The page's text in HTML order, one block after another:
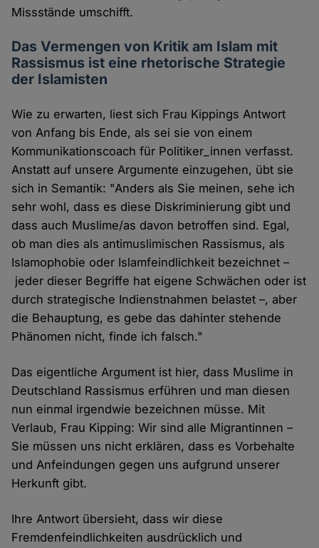
Missstände umschifft.
Das Vermengen von Kritik am Islam mit
Rassismus ist eine rhetorische Strategie
der Islamisten
Wie zu erwarten, liest sich Frau Kippings Antwort
von Anfang bis Ende, als sei sie von einem
Kommunikationscoach für Politiker_innen verfasst.
Anstatt auf unsere Argumente einzugehen, übt sie
sich in Semantik: "Anders als Sie meinen, sehe ich
sehr wohl, dass es diese Diskriminierung gibt und
dass auch Muslime/as davon betroffen sind. Egal,
ob man dies als antimuslimischen Rassismus, als
Islamophobie oder Islamfeindlichkeit bezeichnet –
jeder dieser Begriffe hat eigene Schwächen oder ist
durch strategische Indienstnahmen belastet –, aber
die Behauptung, es gebe das dahinter stehende
Phänomen nicht, finde ich falsch."
Das eigentliche Argument ist hier, dass Muslime in
Deutschland Rassismus erführen und man diesen
nun einmal irgendwie bezeichnen müsse. Mit
Verlaub, Frau Kipping: Wir sind alle Migrantinnen –
Sie müssen uns nicht erklären, dass es Vorbehalte
und Anfeindungen gegen uns aufgrund unserer
Herkunft gibt.
Ihre Antwort übersieht, dass wir diese
Fremdenfeindlichkeiten ausdrücklich und